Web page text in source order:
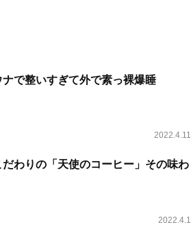
で整いすぎて外で素っ裸爆睡
2022.4.11
わりの「天使のコーヒー」その味わ
2022.4.1